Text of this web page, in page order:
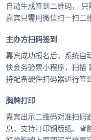
自动生成签到二维码， 只
嘉宾只需用微信扫一扫二
主办方扫码签到
嘉宾成功报名后，系统自
快会务验票小程序，扫描
持配备硬件扫码器进行签
胸牌打印
嘉宾出示二维码对准扫码
息，支持打印铜版纸、背